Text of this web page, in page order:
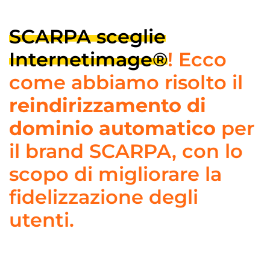
SCARPA sceglie
Internetimage®! Ecco
come abbiamo risolto il
reindirizzamento di
dominio automatico per
il brand SCARPA, con lo
scopo di migliorare la
fidelizzazione degli
utenti.